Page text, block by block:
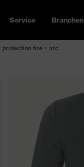
Service Branchen
protection fire + arc